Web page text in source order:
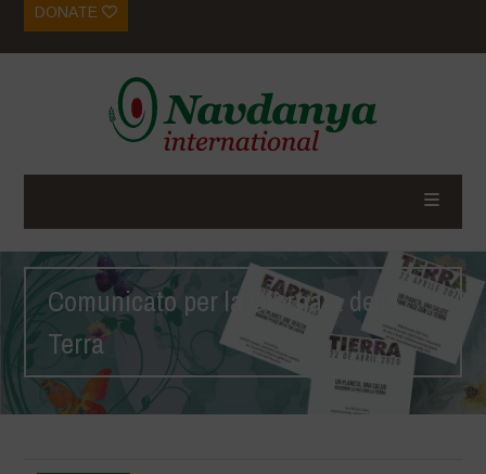
DONATE
Comunicato per la Giornata della
Terra